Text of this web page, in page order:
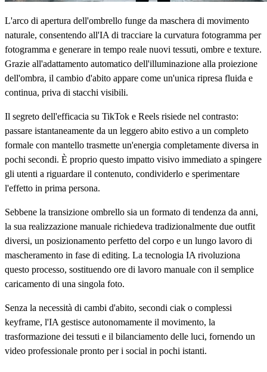
L'arco di apertura dell'ombrello funge da maschera di movimento
naturale, consentendo all'IA di tracciare la curvatura fotogramma per
fotogramma e generare in tempo reale nuovi tessuti, ombre e texture.
Grazie all'adattamento automatico dell'illuminazione alla proiezione
dell'ombra, il cambio d'abito appare come un'unica ripresa fluida e
continua, priva di stacchi visibili.
Il segreto dell'efficacia su TikTok e Reels risiede nel contrasto:
passare istantaneamente da un leggero abito estivo a un completo
formale con mantello trasmette un'energia completamente diversa in
pochi secondi. È proprio questo impatto visivo immediato a spingere
gli utenti a riguardare il contenuto, condividerlo e sperimentare
l'effetto in prima persona.
Sebbene la transizione ombrello sia un formato di tendenza da anni,
la sua realizzazione manuale richiedeva tradizionalmente due outfit
diversi, un posizionamento perfetto del corpo e un lungo lavoro di
mascheramento in fase di editing. La tecnologia IA rivoluziona
questo processo, sostituendo ore di lavoro manuale con il semplice
caricamento di una singola foto.
Senza la necessità di cambi d'abito, secondi ciak o complessi
keyframe, l'IA gestisce autonomamente il movimento, la
trasformazione dei tessuti e il bilanciamento delle luci, fornendo un
video professionale pronto per i social in pochi istanti.